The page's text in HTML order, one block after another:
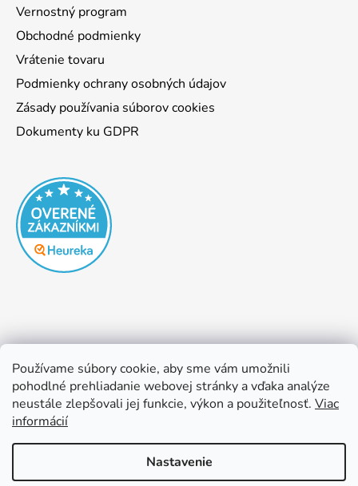
Používame súbory cookie, aby sme vám umožnili
pohodlné prehliadanie webovej stránky a vďaka analýze
neustále zlepšovali jej funkcie, výkon a použiteľnosť. Viac
informácií
Nastavenie
Vernostný program
Obchodné podmienky
Vrátenie tovaru
Podmienky ochrany osobných údajov
Zásady používania súborov cookies
Dokumenty ku GDPR